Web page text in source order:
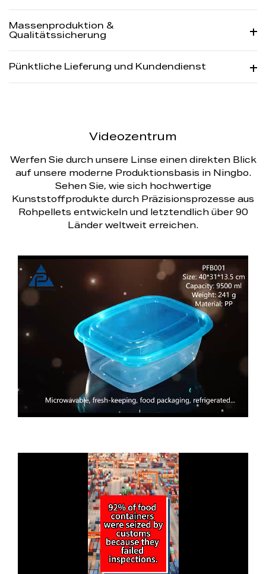
Massenproduktion &
Qualitätssicherung
Pünktliche Lieferung und Kundendienst
Videozentrum
Werfen Sie durch unsere Linse einen direkten Blick
auf unsere moderne Produktionsbasis in Ningbo.
Sehen Sie, wie sich hochwertige
Kunststoffprodukte durch Präzisionsprozesse aus
Rohpellets entwickeln und letztendlich über 90
Länder weltweit erreichen.